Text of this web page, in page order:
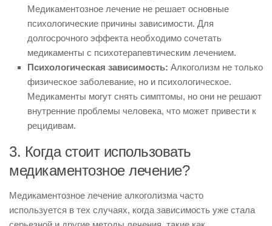
Медикаментозное лечение не решает основные
психологические причины зависимости. Для
долгосрочного эффекта необходимо сочетать
медикаменты с психотерапевтическим лечением.
Психологическая зависимость: Алкоголизм не только
физическое заболевание, но и психологическое.
Медикаменты могут снять симптомы, но они не решают
внутренние проблемы человека, что может привести к
рецидивам.
3. Когда стоит использовать
медикаментозное лечение?
Медикаментозное лечение алкоголизма часто
используется в тех случаях, когда зависимость уже стала